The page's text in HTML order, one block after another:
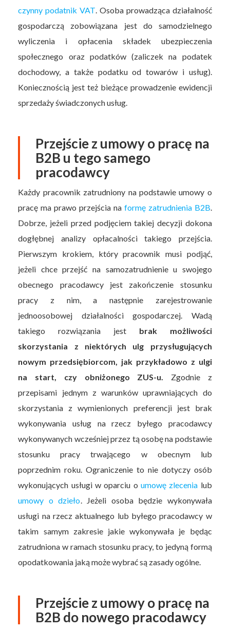
czynny podatnik VAT . Osoba prowadząca działalność
gospodarczą zobowiązana jest do samodzielnego
wyliczenia i opłacenia składek ubezpieczenia
społecznego oraz podatków (zaliczek na podatek
dochodowy, a także podatku od towarów i usług).
Koniecznością jest też bieżące prowadzenie ewidencji
sprzedaży świadczonych usług.
Przejście z umowy o pracę na
B2B u tego samego
pracodawcy
Każdy pracownik zatrudniony na podstawie umowy o
pracę ma prawo przejścia na formę zatrudnienia B2B
Dobrze, jeżeli przed podjęciem takiej decyzji dokona
dogłębnej analizy opłacalności takiego przejścia.
Pierwszym krokiem, który pracownik musi podjąć,
jeżeli chce przejść na samozatrudnienie u swojego
obecnego pracodawcy jest zakończenie stosunku
pracy z nim, a następnie zarejestrowanie
jednoosobowej działalności gospodarczej. Wadą
takiego rozwiązania jest brak możliwości
skorzystania z niektórych ulg przysługujących
nowym przedsiębiorcom, jak przykładowo z ulgi
na start, czy obniżonego ZUS-u.
Zgodnie z
przepisami jednym z warunków uprawniających do
skorzystania z wymienionych preferencji jest brak
wykonywania usług na rzecz byłego pracodawcy
wykonywanych wcześniej przez tą osobę na podstawie
stosunku pracy trwającego w obecnym lub
poprzednim roku. Ograniczenie to nie dotyczy osób
wykonujących usługi w oparciu o umowę zlecenia lub
umowy o dzieło . Jeżeli osoba będzie wykonywała
usługi na rzecz aktualnego lub byłego pracodawcy w
takim samym zakresie jakie wykonywała je będąc
zatrudniona w ramach stosunku pracy, to jedyną formą
opodatkowania jaką może wybrać są zasady ogólne.
Przejście z umowy o pracę na
B2B do nowego pracodawcy